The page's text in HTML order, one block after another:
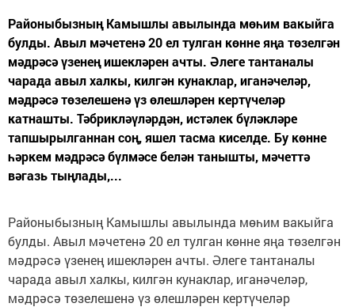
Районыбызның Камышлы авылында мөһим вакыйга
булды. Авыл мәчетенә 20 ел тулган көнне яңа төзелгән
мәдрәсә үзенең ишекләрен ачты. Әлеге тантаналы
чарада авыл халкы, килгән кунаклар, иганәчеләр,
мәдрәсә төзелешенә үз өлешләрен кертүчеләр
катнашты. Тәбрикләүләрдән, истәлек бүләкләре
тапшырылганнан соң, яшел тасма киселде. Бу көнне
һәркем мәдрәсә бүлмәсе белән танышты, мәчеттә
вәгазь тыңлады,...
Районыбызның Камышлы авылында мөһим вакыйга
булды. Авыл мәчетенә 20 ел тулган көнне яңа төзелгән
мәдрәсә үзенең ишекләрен ачты. Әлеге тантаналы
чарада авыл халкы, килгән кунаклар, иганәчеләр,
мәдрәсә төзелешенә үз өлешләрен кертүчеләр